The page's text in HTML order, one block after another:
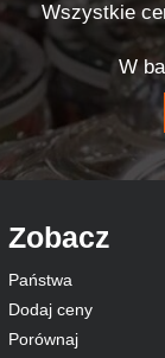
Wszystkie
W
Zobacz
Państwa
Dodaj ceny
Porównaj